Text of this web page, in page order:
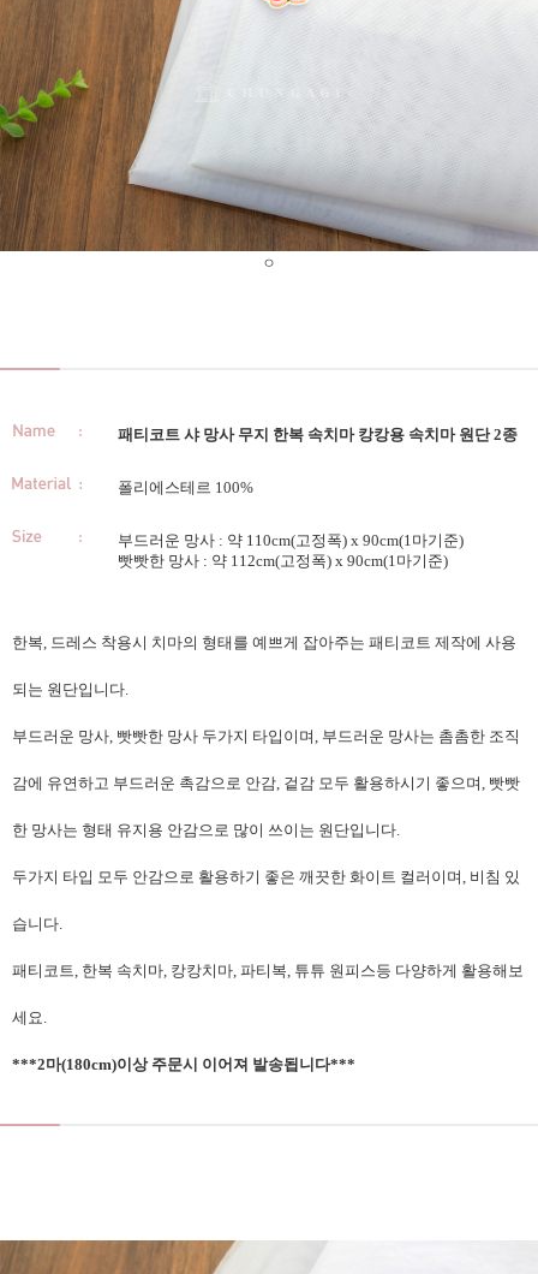
ㅇ
패티코트 샤 망사 무지 한복 속치마 캉캉용 속치마 원단 2종
폴리에스테르 100%
부드러운 망사 : 약 110cm(고정폭) x 90cm(1마기준)
빳빳한 망사 : 약 112cm(고정폭) x 90cm(1마기준)
한복, 드레스 착용시 치마의 형태를 예쁘게 잡아주는 패티코트 제작에 사용
되는 원단입니다.
부드러운 망사, 빳빳한 망사 두가지 타입이며, 부드러운 망사는 촘촘한 조직
감에 유연하고 부드러운 촉감으로 안감, 겉감 모두 활용하시기 좋으며, 빳빳
한 망사는 형태 유지용 안감으로 많이 쓰이는 원단입니다.
두가지 타입 모두 안감으로 활용하기 좋은 깨끗한 화이트 컬러이며, 비침 있
습니다.
패티코트, 한복 속치마, 캉캉치마, 파티복, 튜튜 원피스등 다양하게 활용해보
세요.
***2마(180cm)이상 주문시 이어져 발송됩니다***